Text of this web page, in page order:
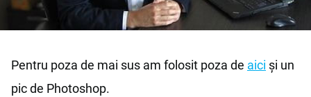
Pentru poza de mai sus am folosit poza de aici și un
pic de Photoshop.